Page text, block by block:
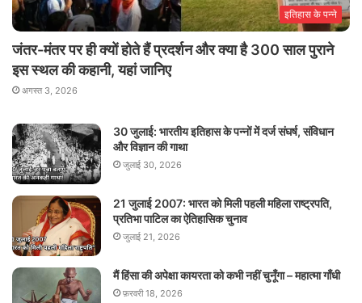
इतिहास के पन्ने
जंतर-मंतर पर ही क्यों होते हैं प्रदर्शन और क्या है 300 साल पुराने
इस स्थल की कहानी, यहां जानिए
अगस्त 3, 2026
30 जुलाई: भारतीय इतिहास के पन्नों में दर्ज संघर्ष, संविधान
और विज्ञान की गाथा
जुलाई 30, 2026
21 जुलाई 2007: भारत को मिली पहली महिला राष्ट्रपति,
प्रतिभा पाटिल का ऐतिहासिक चुनाव
जुलाई 21, 2026
मैं हिंसा की अपेक्षा कायरता को कभी नहीं चुनूँगा – महात्मा गाँधी
फ़रवरी 18, 2026